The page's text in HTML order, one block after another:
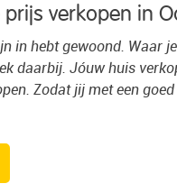
verkopen in
in hebt gewoond. Waar
daarbij. Jóuw huis
Zodat jij met een